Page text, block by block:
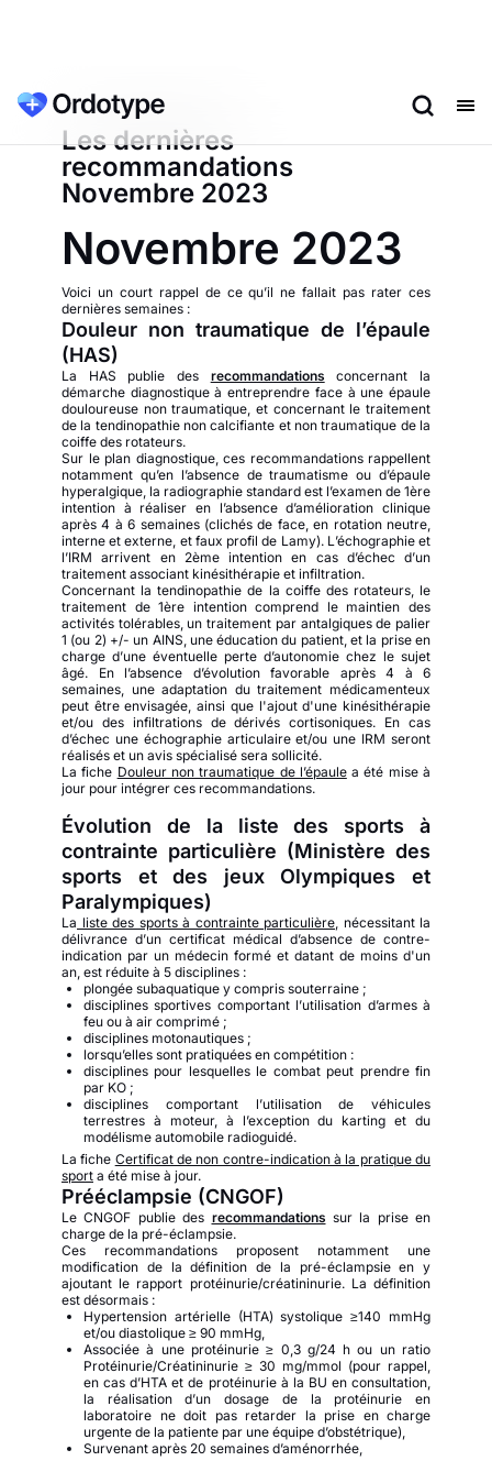
Les dernières
recommandations
Novembre 2023
Novembre 2023
Voici un court rappel de ce qu’il ne fallait pas rater ces
dernières semaines :
Douleur non traumatique de l’épaule
(HAS)
La HAS publie des recommandations concernant la
démarche diagnostique à entreprendre face à une épaule
douloureuse non traumatique, et concernant le traitement
de la tendinopathie non calcifiante et non traumatique de la
coiffe des rotateurs.
Sur le plan diagnostique, ces recommandations rappellent
notamment qu’en l’absence de traumatisme ou d’épaule
hyperalgique, la radiographie standard est l’examen de 1ère
intention à réaliser en l’absence d’amélioration clinique
après 4 à 6 semaines (clichés de face, en rotation neutre,
interne et externe, et faux profil de Lamy). L’échographie et
l’IRM arrivent en 2ème intention en cas d’échec d’un
traitement associant kinésithérapie et infiltration.
Concernant la tendinopathie de la coiffe des rotateurs, le
traitement de 1ère intention comprend le maintien des
activités tolérables, un traitement par antalgiques de palier
1 (ou 2) +/- un AINS, une éducation du patient, et la prise en
charge d’une éventuelle perte d’autonomie chez le sujet
âgé. En l’absence d’évolution favorable après 4 à 6
semaines, une adaptation du traitement médicamenteux
peut être envisagée, ainsi que l'ajout d'une kinésithérapie
et/ou des infiltrations de dérivés cortisoniques. En cas
d’échec une échographie articulaire et/ou une IRM seront
réalisés et un avis spécialisé sera sollicité.
La fiche Douleur non traumatique de l’épaulea été mise à
jour pour intégrer ces recommandations.
Évolution de la liste des sports à
contrainte particulière (Ministère des
sports et des jeux Olympiques et
Paralympiques)
La liste des sports à contrainte particulière, nécessitant la
délivrance d’un certificat médical d’absence de contre-
indication par un médecin formé et datant de moins d'un
an, est réduite à 5 disciplines :
plongée subaquatique y compris souterraine ;
disciplines sportives comportant l’utilisation d’armes à
feu ou à air comprimé ;
disciplines motonautiques ;
lorsqu’elles sont pratiquées en compétition :
disciplines pour lesquelles le combat peut prendre fin
par KO ;
disciplines comportant l’utilisation de véhicules
terrestres à moteur, à l’exception du karting et du
modélisme automobile radioguidé.
La fiche Certificat de non contre-indication à la pratique du
sport a été mise à jour.
Prééclampsie (CNGOF)
Le CNGOF publie des recommandations sur la prise en
charge de la pré-éclampsie.
Ces recommandations proposent notamment une
modification de la définition de la pré-éclampsie en y
ajoutant le rapport protéinurie/créatininurie. La définition
est désormais :
Hypertension artérielle (HTA) systolique ≥140 mmHg
et/ou diastolique ≥ 90 mmHg,
Associée à une protéinurie ≥ 0,3 g/24 h ou un ratio
Protéinurie/Créatininurie ≥ 30 mg/mmol (pour rappel,
en cas d’HTA et de protéinurie à la BU en consultation,
la réalisation d’un dosage de la protéinurie en
laboratoire ne doit pas retarder la prise en charge
urgente de la patiente par une équipe d’obstétrique),
Survenant après 20 semaines d’aménorrhée,